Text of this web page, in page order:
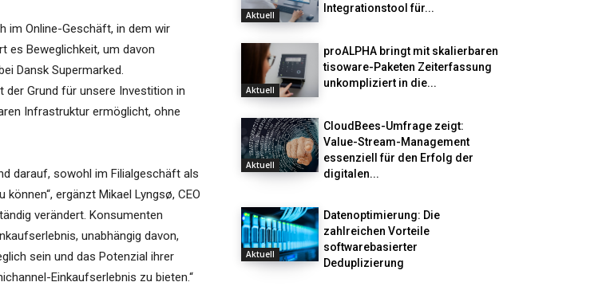
im Online-Geschäft, in dem wir
es Beweglichkeit, um davon
Dansk Supermarked.
der Grund für unsere Investition in
Infrastruktur ermöglicht, ohne
darauf, sowohl im Filialgeschäft als
ergänzt Mikael Lyngsø, CEO
verändert. Konsumenten
unabhängig davon,
sein und das Potenzial ihrer
Einkaufserlebnis zu bieten.“
Aktuell
Integrationstool für...
Aktuell
proALPHA bringt mit skalierbaren
tisoware-Paketen Zeiterfassung
unkompliziert in die...
Aktuell
CloudBees-Umfrage zeigt:
Value-Stream-Management
essenziell für den Erfolg der
digitalen...
Aktuell
Datenoptimierung: Die
zahlreichen Vorteile
softwarebasierter
Deduplizierung